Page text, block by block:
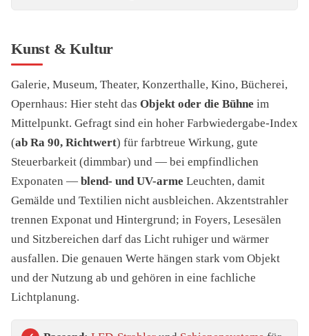
Kunst & Kultur
Galerie, Museum, Theater, Konzerthalle, Kino, Bücherei,
Opernhaus: Hier steht das Objekt oder die Bühne im
Mittelpunkt. Gefragt sind ein hoher Farbwiedergabe-Index
(ab Ra 90, Richtwert) für farbtreue Wirkung, gute
Steuerbarkeit (dimmbar) und — bei empfindlichen
Exponaten — blend- und UV-arme Leuchten, damit
Gemälde und Textilien nicht ausbleichen. Akzentstrahler
trennen Exponat und Hintergrund; in Foyers, Lesesälen
und Sitzbereichen darf das Licht ruhiger und wärmer
ausfallen. Die genauen Werte hängen stark vom Objekt
und der Nutzung ab und gehören in eine fachliche
Lichtplanung.